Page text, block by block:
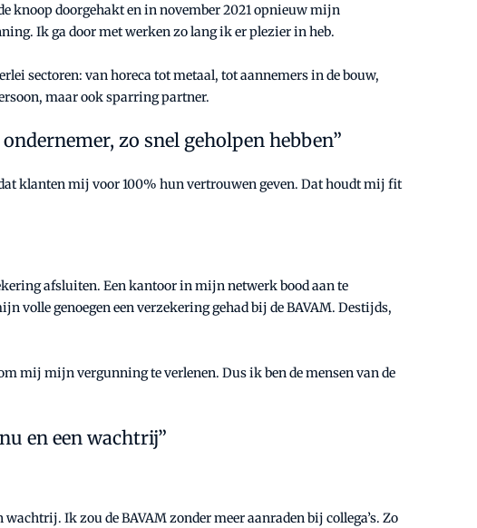
knoop doorgehakt en in november 2021 opnieuw mijn
Ik ga door met werken zo lang ik er plezier in heb.
sectoren: van horeca tot metaal, tot aannemers in de bouw,
maar ook sparring partner.
zo snel geholpen hebben”
klanten mij voor 100% hun vertrouwen geven. Dat houdt mij fit
afsluiten. Een kantoor in mijn netwerk bood aan te
volle genoegen een verzekering gehad bij de BAVAM. Destijds,
mij mijn vergunning te verlenen. Dus ik ben de mensen van de
en een wachtrij”
Ik zou de BAVAM zonder meer aanraden bij collega’s. Zo